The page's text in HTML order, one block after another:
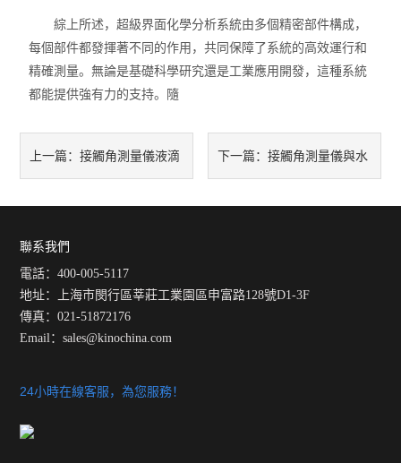
綜上所述，超級界面化學分析系統由多個精密部件構成，
每個部件都發揮著不同的作用，共同保障了系統的高效運行和
精確測量。無論是基礎科學研究還是工業應用開發，這種系統
都能提供強有力的支持。隨
上一篇：接觸角測量儀液滴 下一篇： 接觸角測量儀與水
聯系我們
電話：400-005-5117
地址：上海市閔行區莘莊工業園區申富路128號D1-3F
傳真：021-51872176
Email：sales@kinochina.com
24小時在線客服，為您服務！